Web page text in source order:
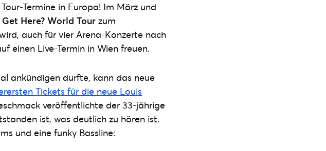
Termine in Europa! Im März und
Here? World Tour zum
auch für vier Arena-Konzerte nach
einen Live-Termin in Wien freuen.
ankündigen durfte, kann das neue
Tickets für die neue Louis
veröffentlichte der 33-jährige
ist, was deutlich zu hören ist.
und eine funky Bassline: